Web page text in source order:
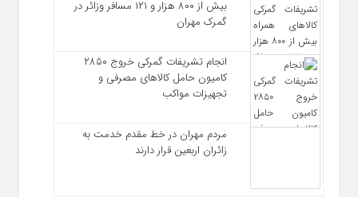
بیش از ۸۰۰ هزار و ۱۲۱ مسافر وزائر در
گمرک مهران
انجام تشریفات گمرکی خروج ۲۸۵۰
کامیون حامل کالاهای مصرفی و
تجهیزات مواکب
مردم مهران در خط مقدم خدمت به
زائران اربعین قرار دارند